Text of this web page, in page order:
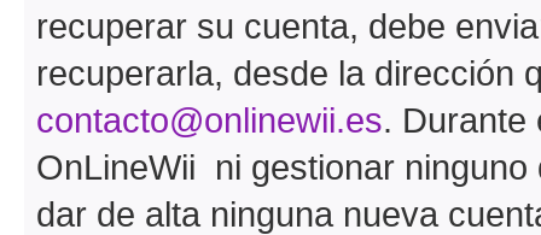
recuperar su cuenta, debe
recuperarla, desde la dirección
contacto@onlinewii.es. Durante
OnLineWii ni gestionar
dar de alta ninguna nueva